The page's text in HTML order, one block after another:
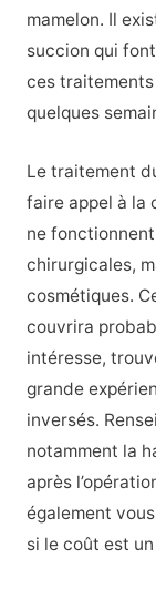
mamelon. Il
succion qui
ces
quelques
Le traitement
faire appel à la
ne
chirurgicales,
cosmétiques.
couvrira
intéresse,
grande
inversés.
notamment la
après
également
si le coût est